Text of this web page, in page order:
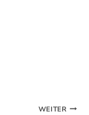
WEITER